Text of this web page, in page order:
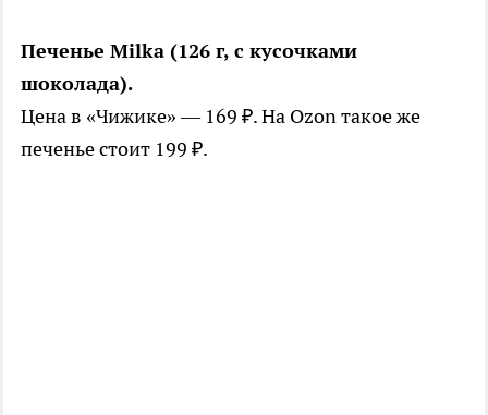
Печенье Milka (126 г, с кусочками
шоколада).
Цена в «Чижике» — 169 ₽. На Ozon такое же
печенье стоит 199 ₽.